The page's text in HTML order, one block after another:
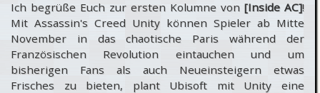
Ich begrüße Euch zur ersten Kolumne von [Inside AC]!
Mit Assassin's Creed Unity können Spieler ab Mitte
November in das chaotische Paris während der
Französischen Revolution eintauchen und um
bisherigen Fans als auch Neueinsteigern etwas
Frisches zu bieten, plant Ubisoft mit Unity eine